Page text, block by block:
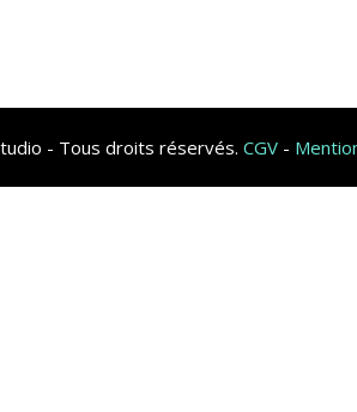
- Tous droits réservés. CGV-